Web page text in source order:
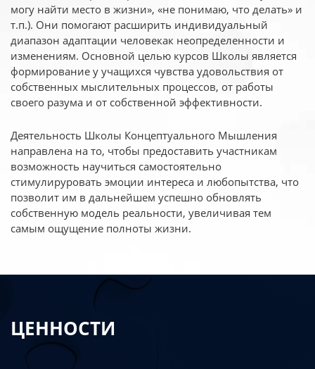
могу найти место в жизни», «не понимаю, что делать» и
т.п.). Они помогают расширить индивидуальный
диапазон адаптации человекак неопределенности и
изменениям. Основной целью курсов Школы является
формирование у учащихся чувства удовольствия от
собственных мыслительных процессов, от работы
своего разума и от собственной эффективности.
Деятельность Школы Концептуального Мышления
направлена на то, чтобы предоставить участникам
возможность научиться самостоятельно
стимулируровать эмоции интереса и любопытства, что
позволит им в дальнейшем успешно обновлять
собственную модель реальности, увеличивая тем
самым ощущение полноты жизни.
ЦЕННОСТИ